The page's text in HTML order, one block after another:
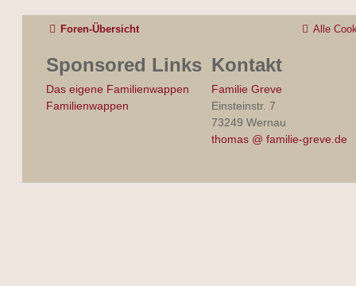
Foren-Übersicht Alle
Sponsored Links
Das eigene Familienwappen
Familienwappen
Kontakt
Familie Greve
Einsteinstr. 7
73249 Wernau
thomas @ familie-greve.de